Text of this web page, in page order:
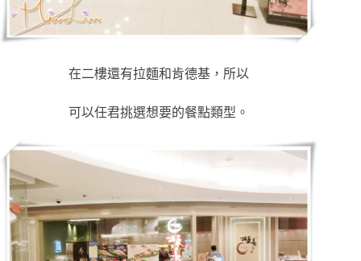
在二樓還有拉麵和肯德基，所以
可以任君挑選想要的餐點類型。